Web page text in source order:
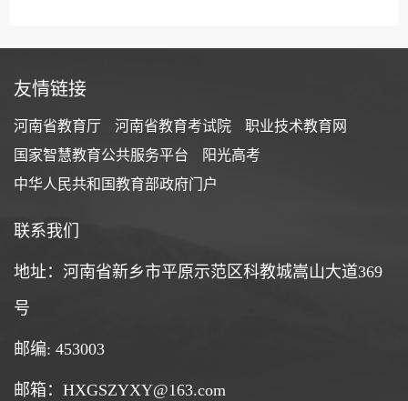
友情链接
河南省教育厅 河南省教育考试院
职业技术教育网
国家智慧教育公共服务平台
阳光高考
中华人民共和国教育部政府门户
联系我们
地址：河南省新乡市平原示范区科教城嵩山大道369
号
邮编: 453003
邮箱：HXGSZYXY@163.com